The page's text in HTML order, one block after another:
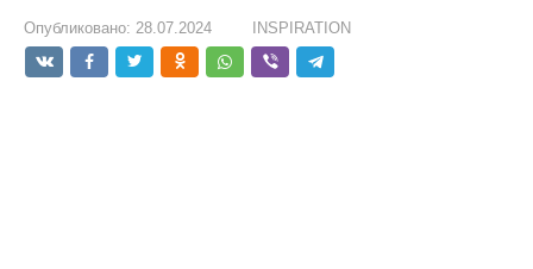
Опубликовано: 28.07.2024 INSPIRATION